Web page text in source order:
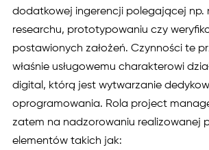
dodatkowej ingerencji polegającej np.
researchu, prototypowaniu czy
postawionych założeń. Czynności te
właśnie usługowemu charakterowi
digital, którą jest wytwarzanie
oprogramowania. Rola project
zatem na nadzorowaniu realizowanej
elementów takich jak: